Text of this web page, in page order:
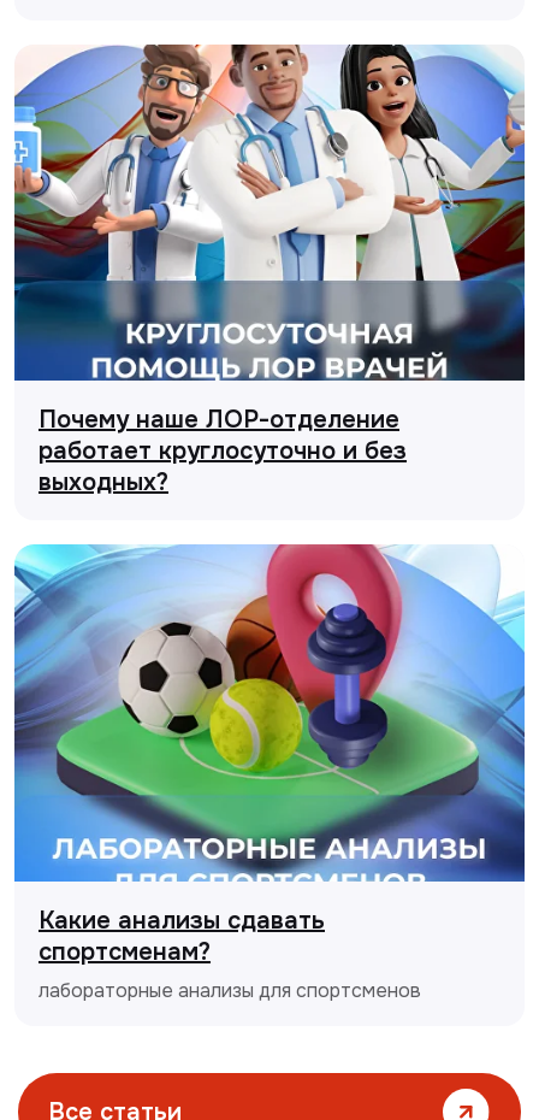
Почему наше ЛОР-отделение
работает круглосуточно и без
выходных?
Какие анализы сдавать
спортсменам?
лабораторные анализы для спортсменов